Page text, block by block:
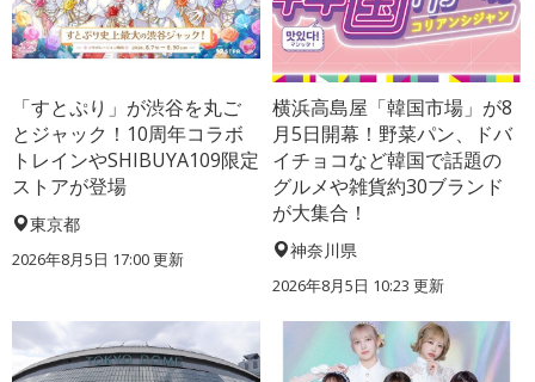
「すとぷり」が渋谷を丸ご
とジャック！10周年コラボ
トレインやSHIBUYA109限定
ストアが登場
東京都
2026年8月5日 17:00更新
横浜高島屋「韓国市場」が8
月5日開幕！野菜パン、ドバ
イチョコなど韓国で話題の
グルメや雑貨約30ブランド
が大集合！
神奈川県
2026年8月5日 10:23 更新